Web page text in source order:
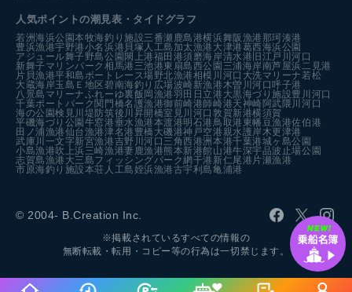
人気ポイントの潮見表・タイドグラフ
若洲海浜公園本牧海釣り施設三番瀬 鹿島港横浜舞阪漁港 那珂湊港
豊浜漁港宇野港小名浜港 貝塚人工島 加太漁港 大津港葛西海浜公園
アジュール舞子野島公園 閖上港福田港須磨海岸清水港 旧江戸川河口
新舞子マリンパーク 相馬港 三池港東扇島西公園 三浦海岸南芦屋浜二見港
片貝漁港平和島ボートレース場野北漁港相模川河口 大洗マリーナ若松
大蔵海岸玉島Ｅ地区 碧南海釣り広場波崎新漁港木曽川河口 呼子港
八景島マリーナふれーゆ裏飯岡漁港羽田 日立港 大黒海づり施設豊川河口
千葉ポートパーク 関門橋名護漁港御前崎港師崎港天神崎 阿武隈川河口
海の公園検見川堤防筑後川昇開橋室見川河口敦賀新港横須賀
平磯海づり公園 牛窓港垂水漁港本渡港明石港鳥取港 東幡豆漁港佐伯港
田ノ浦漁港仙台漁港津名港 豊橋 大磯港神戸空港親水護岸木更津港
武庫川一文字新宮漁港吉野川河口 三角西港洲本港千葉港城ヶ島公園
小島漁港吹上浜三崎漁港妻鹿漁港熊本新港館山港牛深宇品波止場公園
志賀島漁港 大三島フィッシングパーク網干港 新仁尾港 片瀬漁港
市原海釣り施設本荘人工島姪浜漁港古宇利島亀浦港
© 2004- B.Creation Inc.
※掲載されているすべての情報の
無断転載・転用・コピー等の行為は一切禁じます。